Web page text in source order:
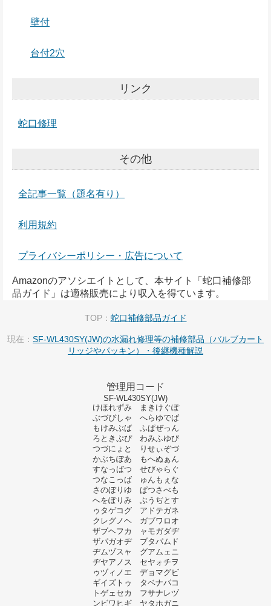
壁付
台付2穴
リンク
蛇口修理
その他
全記事一覧（題名有り）
利用規約
プライバシーポリシー・広告について
Amazonのアソシエイトとして、本サイト「蛇口補修部
品ガイド」は適格販売により収入を得ています。
TOP： 蛇口補修部品ガイド
現在： SF-WL430SY(JW)の水漏れ修理等の補修部品（バルブカート
リッジやパッキン）・後継機種解説
管理用コード
SF-WL430SY(JW)
けほれずみ まきけぐぽ
ぶづぴしゃ へらゆでば
もけみぶば ふぱぜっん
ろときぷぴ わみふゆび
つづにょと りせぃぞづ
かぶちぽあ もへぬぁん
すなっばつ せびゃらぐ
つなこっば ゅんもぇな
さのぼりゆ ぱつさべも
へをぽりみ ぶうぢとす
ゥタゲコグ アドテガネ
クレグノヘ ガブワロオ
ザブヘフカ ャモガダヂ
ザパガオヂ ブタパムド
ヂムヅスャ グアムェニ
ヂヤアノス セヤォチヲ
ゥヅィノエ デョマグビ
ギイズトゥ タベナパコ
トゲェセカ フサナレヅ
ンビワヒギ ヤタホガニ